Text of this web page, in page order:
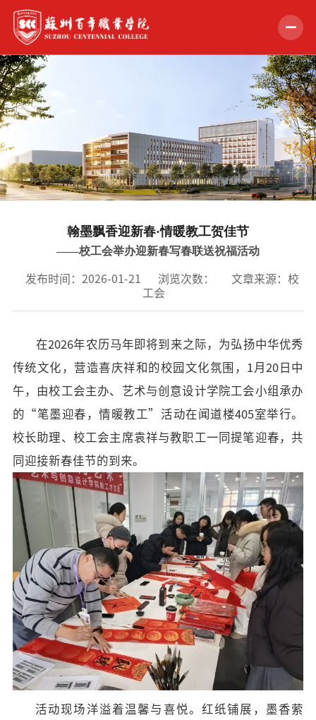
首页
组织机构
教学科研
党的建设
招标公告
人才招聘
翰墨飘香迎新春·情暖教工贺佳节
——校工会举办迎新春写春联送祝福活动
发布时间：2026-01-21 浏览次数：
文章来源：校
工会
在2026年农历马年即将到来之际，为弘扬中华优秀
传统文化，营造喜庆祥和的校园文化氛围，1月20日中
午，由校工会主办、艺术与创意设计学院工会小组承办
的“笔墨迎春，情暖教工”活动在闻道楼405室举行。
校长助理、校工会主席袁祥与教职工一同提笔迎春，共
同迎接新春佳节的到来。
活动现场洋溢着温馨与喜悦。红纸铺展，墨香萦